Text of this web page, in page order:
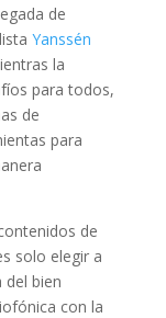
de
Yanssén
la
para todos,
de
para
de
solo elegir a
del bien
con la